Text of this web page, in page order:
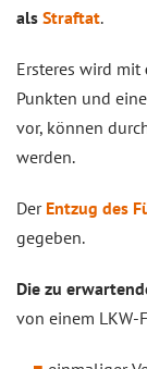
als Straftat.
Ersteres wird mit
Punkten und
vor, können
werden.
Der Entzug des
gegeben.
Die zu
von einem LKW-